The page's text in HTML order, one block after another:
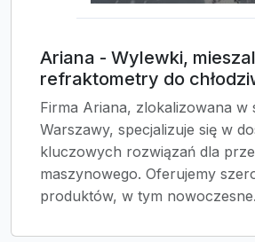
Ariana - Wylewki,
refraktometry do
Firma Ariana, zlokalizowana w
Warszawy, specjalizuje się w
kluczowych rozwiązań dla
maszynowego. Oferujemy
produktów, w tym